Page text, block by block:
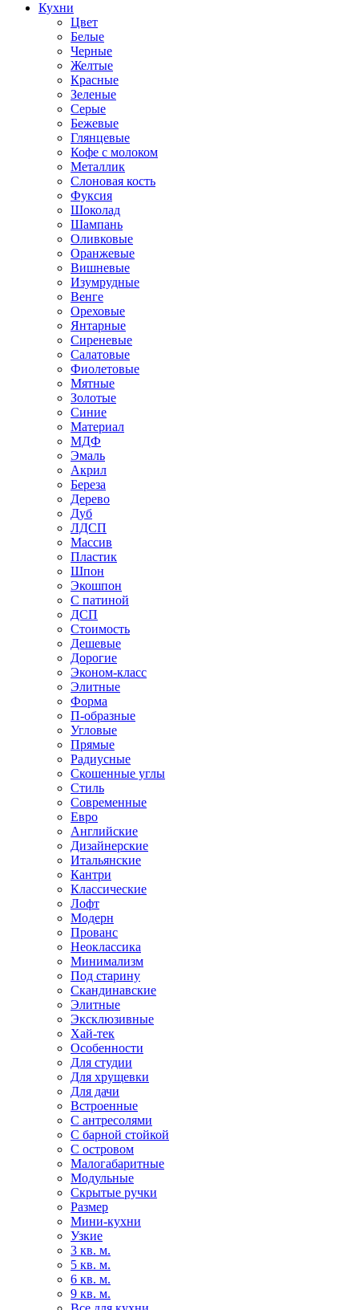
Кухни
Цвет
Белые
Черные
Желтые
Красные
Зеленые
Серые
Бежевые
Глянцевые
Кофе с молоком
Металлик
Слоновая кость
Фуксия
Шоколад
Шампань
Оливковые
Оранжевые
Вишневые
Изумрудные
Венге
Ореховые
Янтарные
Сиреневые
Салатовые
Фиолетовые
Мятные
Золотые
Синие
Материал
МДФ
Эмаль
Акрил
Береза
Дерево
Дуб
ЛДСП
Массив
Пластик
Шпон
Экошпон
С патиной
ДСП
Стоимость
Дешевые
Дорогие
Эконом-класс
Элитные
Форма
П-образные
Угловые
Прямые
Радиусные
Скошенные углы
Стиль
Современные
Евро
Английские
Дизайнерские
Итальянские
Кантри
Классические
Лофт
Модерн
Прованс
Неоклассика
Минимализм
Под старину
Скандинавские
Элитные
Эксклюзивные
Хай-тек
Особенности
Для студии
Для хрущевки
Для дачи
Встроенные
С антресолями
С барной стойкой
С островом
Малогабаритные
Модульные
Скрытые ручки
Размер
Мини-кухни
Узкие
3 кв. м.
5 кв. м.
6 кв. м.
9 кв. м.